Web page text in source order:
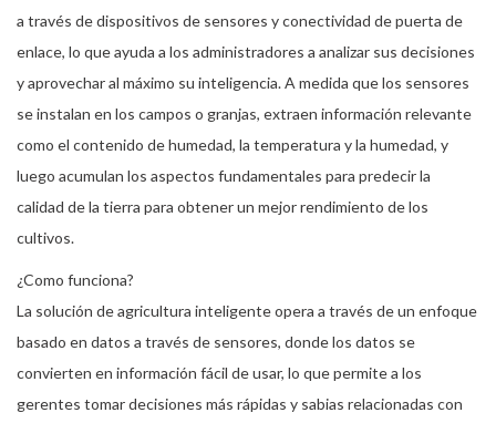
a través de dispositivos de sensores y conectividad de puerta de
enlace, lo que ayuda a los administradores a analizar sus decisiones
y aprovechar al máximo su inteligencia. A medida que los sensores
se instalan en los campos o granjas, extraen información relevante
como el contenido de humedad, la temperatura y la humedad, y
luego acumulan los aspectos fundamentales para predecir la
calidad de la tierra para obtener un mejor rendimiento de los
cultivos.
¿Como funciona?
La solución de agricultura inteligente opera a través de un enfoque
basado en datos a través de sensores, donde los datos se
convierten en información fácil de usar, lo que permite a los
gerentes tomar decisiones más rápidas y sabias relacionadas con